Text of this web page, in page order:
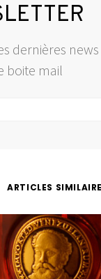
dernières
boite mail
ARTICLES